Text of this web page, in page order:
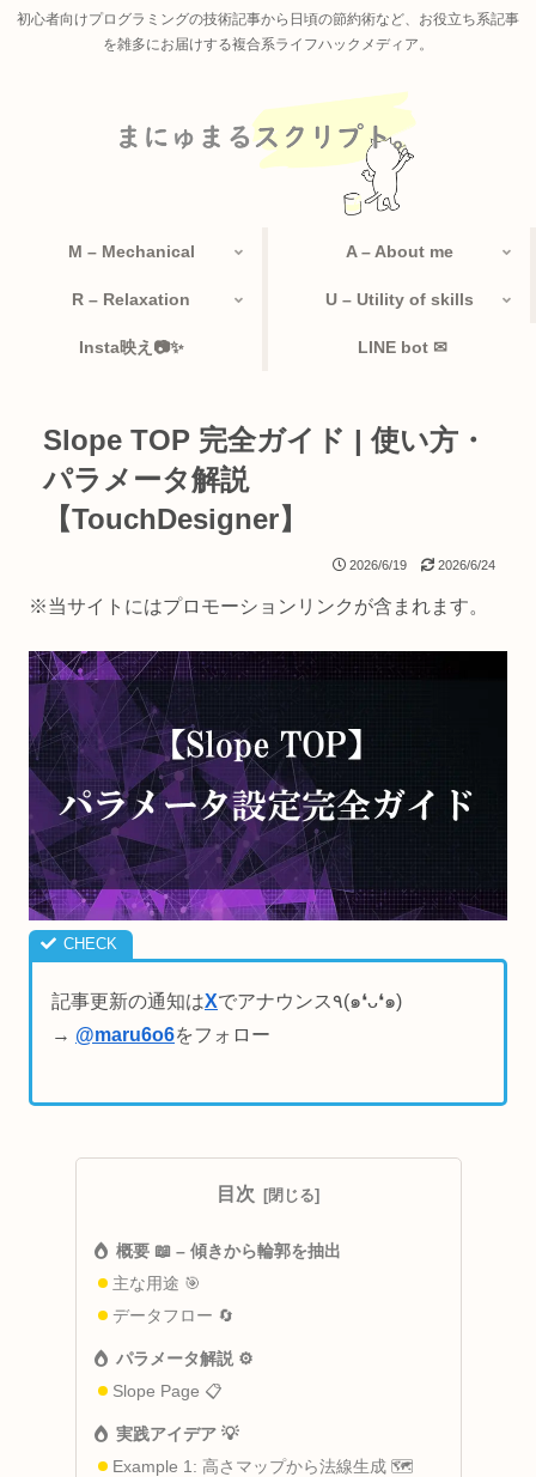
初心者向けプログラミングの技術記事から日頃の節約術など、お役立ち系記事
を雑多にお届けする複合系ライフハックメディア。
M – Mechanical A – About me
R – Relaxation U – Utility of skills
Insta映え📷✨ LINE bot ✉
Slope TOP 完全ガイド | 使い方・
パラメータ解説
【TouchDesigner】
2026/6/19 2026/6/24
※当サイトにはプロモーションリンクが含まれます。
記事更新の通知はX
でアナウンス٩(๑❛ᴗ❛๑)
→ @maru6o6をフォロー
目次
概要 📖 – 傾きから輪郭を抽出
主な用途 🎯
データフロー 🔄
パラメータ解説 ⚙️
Slope Page 📋
実践アイデア 💡
Example 1: 高さマップから法線生成 🗺️